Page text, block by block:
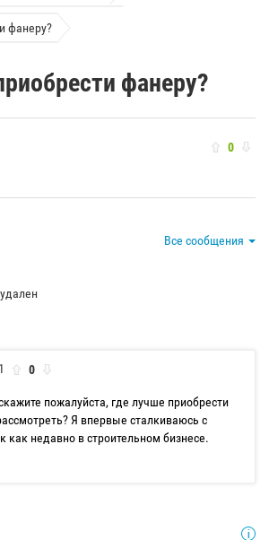
фанеру?
фанеру?
0
Все сообщения
0
пожалуйста, где лучше приобрести
Я впервые сталкиваюсь с
как недавно в строительном бизнесе.